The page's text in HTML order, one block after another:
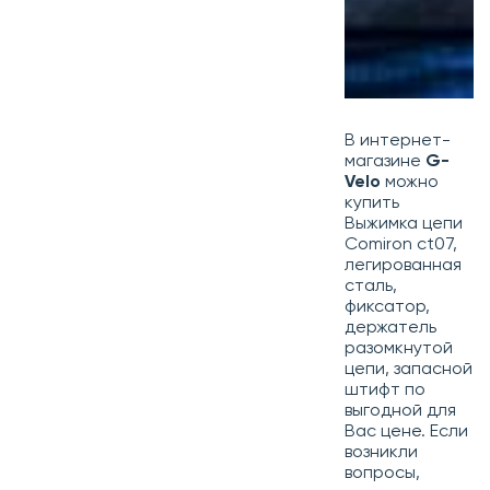
В интернет-
магазине G-
Velo можно
купить
Выжимка цепи
Comiron ct07,
легированная
сталь,
фиксатор,
держатель
разомкнутой
цепи, запасной
штифт по
выгодной для
Вас цене. Если
возникли
вопросы,